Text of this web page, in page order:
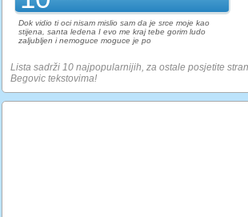
Dok vidio ti oci nisam mislio sam da je srce moje kao
stijena, santa ledena I evo me kraj tebe gorim ludo
zaljubljen i nemoguce moguce je po
Lista sadrži 10 najpopularnijih, za ostale posjetite
Begovic tekstovima!